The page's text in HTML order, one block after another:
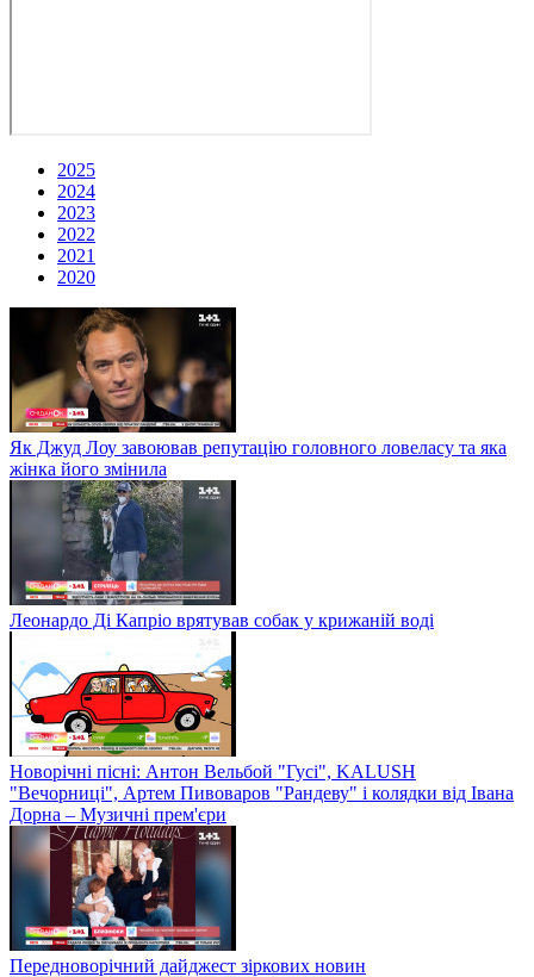
2025
2024
2023
2022
2021
2020
Як Джуд Лоу завоював репутацію головного ловеласу та яка
жінка його змінила
Леонардо Ді Капріо врятував собак у крижаній воді
Новорічні пісні: Антон Вельбой "Гусі", KALUSH
"Вечорниці", Артем Пивоваров "Рандеву" і колядки від Івана
Дорна – Музичні прем'єри
Передноворічний дайджест зіркових новин